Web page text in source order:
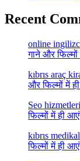
Recent
online
गाने और
kıbrıs araç
और फिल्मों में
Seo hizmetleri
फिल्मों में ही
kıbrıs medikal
फिल्मों में ही